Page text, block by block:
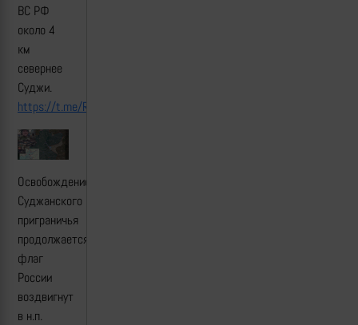
ВС РФ
около 4
км
севернее
Суджи.
https://t.me/RKadyrov_95/5547
Освобождение
Суджанского
приграничья
продолжается:
флаг
России
воздвигнут
в н.п.